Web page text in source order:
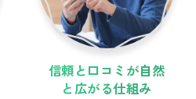
信頼と口コミが自然
と広がる仕組み